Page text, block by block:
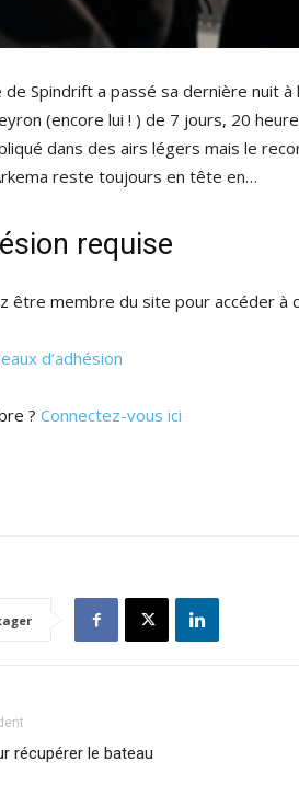
de Spindrift a passé sa dernière
(encore lui ! ) de 7 jours, 20
dans des airs légers mais le
reste toujours en tête en…
requise
être membre du site pour accéder à
d’adhésion
? Connectez-vous ici
récupérer le bateau